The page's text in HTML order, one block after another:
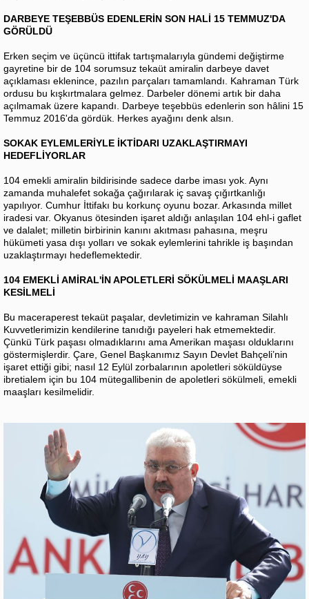
DARBEYE TEŞEBBÜS EDENLERİN SON HALİ 15 TEMMUZ'DA
GÖRÜLDÜ
Erken seçim ve üçüncü ittifak tartışmalarıyla gündemi değiştirme
gayretine bir de 104 sorumsuz tekaüt amiralin darbeye davet
açıklaması eklenince, pazılın parçaları tamamlandı. Kahraman Türk
ordusu bu kışkırtmalara gelmez. Darbeler dönemi artık bir daha
açılmamak üzere kapandı. Darbeye teşebbüs edenlerin son hâlini 15
Temmuz 2016'da gördük. Herkes ayağını denk alsın.
SOKAK EYLEMLERİYLE İKTİDARI UZAKLAŞTIRMAYI
HEDEFLİYORLAR
104 emekli amiralin bildirisinde sadece darbe iması yok. Aynı
zamanda muhalefet sokağa çağırılarak iç savaş çığırtkanlığı
yapılıyor. Cumhur İttifakı bu korkunç oyunu bozar. Arkasında millet
iradesi var. Okyanus ötesinden işaret aldığı anlaşılan 104 ehl-i gaflet
ve dalalet; milletin birbirinin kanını akıtması pahasına, meşru
hükümeti yasa dışı yolları ve sokak eylemlerini tahrikle iş başından
uzaklaştırmayı hedeflemektedir.
104 EMEKLİ AMİRAL'İN APOLETLERİ SÖKÜLMELİ MAAŞLARI
KESİLMELİ
Bu maceraperest tekaüt paşalar, devletimizin ve kahraman Silahlı
Kuvvetlerimizin kendilerine tanıdığı payeleri hak etmemektedir.
Çünkü Türk paşası olmadıklarını ama Amerikan maşası olduklarını
göstermişlerdir. Çare, Genel Başkanımız Sayın Devlet Bahçeli’nin
işaret ettiği gibi; nasıl 12 Eylül zorbalarının apoletleri söküldüyse
ibretialem için bu 104 mütegallibenin de apoletleri sökülmeli, emekli
maaşları kesilmelidir.